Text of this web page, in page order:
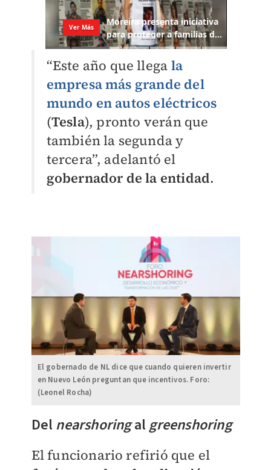
“Este año que llega la
empresa más grande del
mundo en autos eléctricos
(Tesla), pronto verán que
también la segunda y
tercera”, adelantó el
gobernador de la entidad.
El gobernado de NL dice que cuando quieren invertir
en Nuevo León preguntan que incentivos. Foro:
(Leonel Rocha)
Delnearshoringalgreenshoring
El funcionario refirió que el